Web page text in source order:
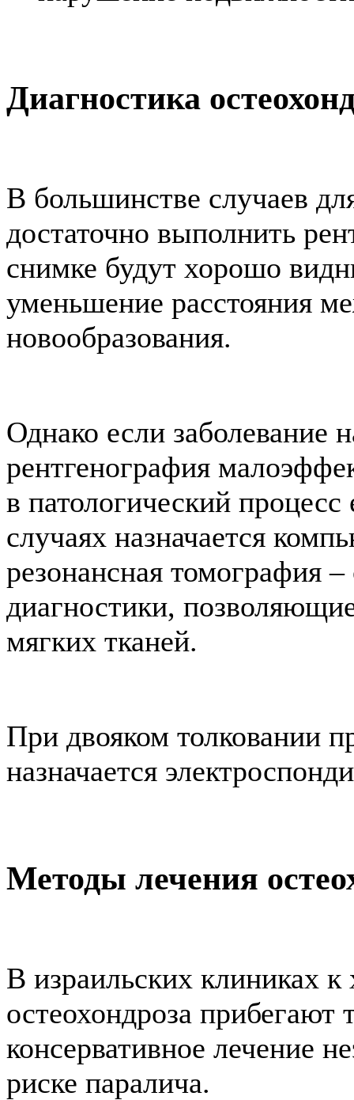
Диагностика
В большинстве случаев
достаточно выполнить
снимке будут хорошо
уменьшение расстояния
новообразования.
Однако если заболевание
рентгенография
в патологический
случаях назначается
резонансная томография
диагностики,
мягких тканей.
При двояком толковании
назначается
Методы лечения
В израильских клиниках
остеохондроза прибегают
консервативное лечение
риске паралича.